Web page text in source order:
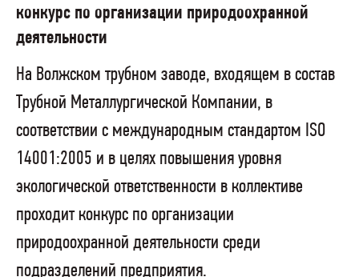
конкурс по организации природоохранной
деятельности
На Волжском трубном заводе, входящем в состав
Трубной Металлургической Компании, в
соответствии с международным стандартом ISO
14001:2005 и в целях повышения уровня
экологической ответственности в коллективе
проходит конкурс по организации
природоохранной деятельности среди
подразделений предприятия.